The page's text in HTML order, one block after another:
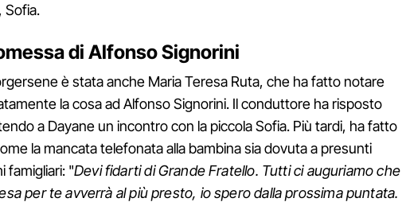
Sofia.
di Alfonso Signorini
è stata anche Maria Teresa Ruta, che ha fatto notare
la cosa ad Alfonso Signorini. Il conduttore ha risposto
a Dayane un incontro con la piccola Sofia. Più tardi, ha fatto
la mancata telefonata alla bambina sia dovuta a presunti
famigliari: "Devi fidarti di Grande Fratello. Tutti ci auguriamo che
per te avverrà al più presto, io spero dalla prossima puntata.